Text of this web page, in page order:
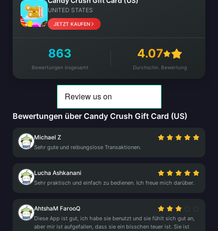
UNITED STATES
JETZT KAUFEN
863
Bewertungen insgesamt
4.07
Durchschn. Bewertung
Bewertungen über Candy Crush Gift Card (US)
Michael Z
Sehr gute und reibungslose Transaktionen.
Lucha Ashkanani
Sehr praktisch und einfach zu bedienen. Ich freue mich darüber.
AhtshaM FarooQ
Diese App ist gut, ich habe sie benutzt und sie fühlt sich gut an,
aber mir ist aufgefallen, dass sie ein bisschen teuer ist. Sie ist